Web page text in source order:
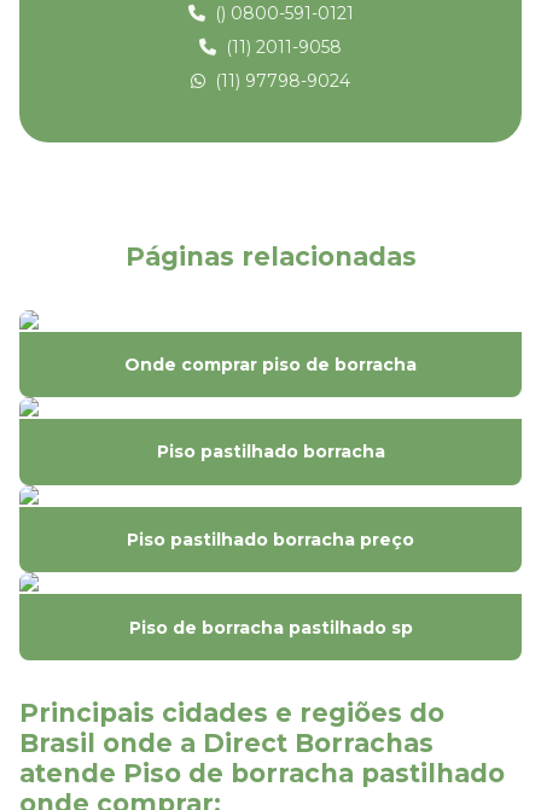
Fabricante de piso pastilhado
Fabricante de piso que imita madeira
Fabricante de pisos táteis
Fornecedores de pisos táteis
Instalação de piso tátil
Ladrilho hidráulico preço
Ladrilho hidráulico preço m2
Onde comprar piso de borracha
Piso antiderrapante de borracha
Piso de borracha antiderrapante pastilhado
Piso de borracha antiderrapante preço
Piso de borracha liso preço
() 0800-591-0121
(11) 2011-9058
(11) 97798-9024
Páginas relacionadas
Onde comprar piso de borracha
Piso pastilhado borracha
Piso pastilhado borracha preço
Piso de borracha pastilhado sp
Principais cidades e regiões do
Brasil onde a Direct Borrachas
atende Piso de borracha pastilhado
onde comprar: